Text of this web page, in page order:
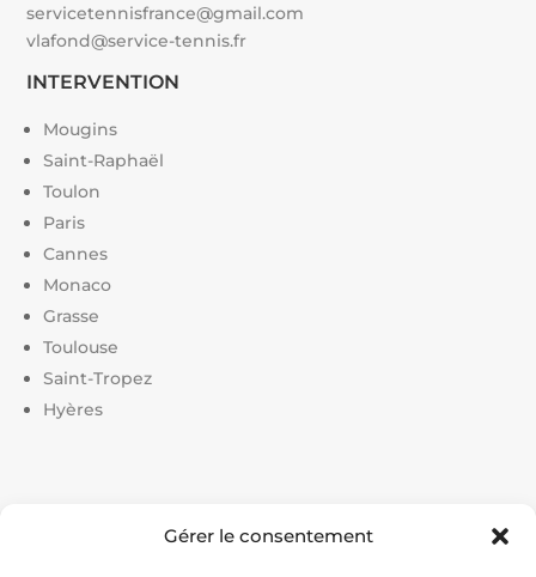
Gérer le consentement
servicetennisfrance@gmail.com
vlafond@service-tennis.fr
INTERVENTION
Mougins
Saint-Raphaël
Toulon
Paris
Cannes
Monaco
Grasse
Toulouse
Saint-Tropez
Hyères
Liens utiles :